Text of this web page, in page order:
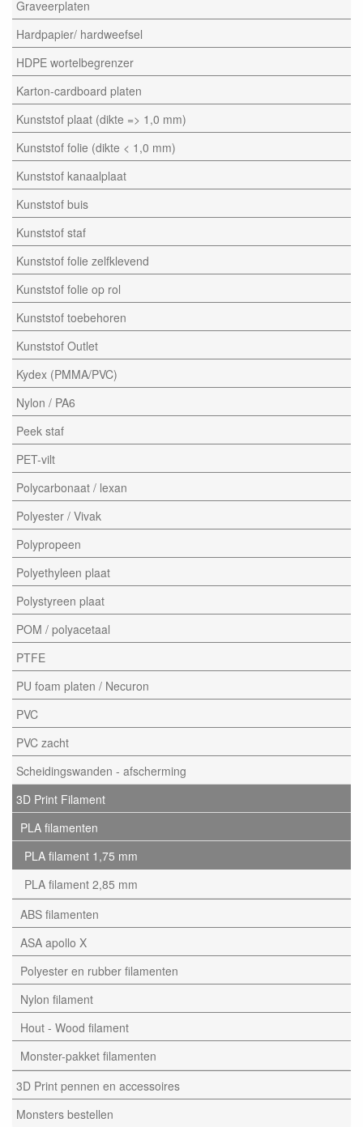
Graveerplaten
Hardpapier/ hardweefsel
HDPE wortelbegrenzer
Karton-cardboard platen
Kunststof plaat (dikte => 1,0 mm)
Kunststof folie (dikte < 1,0 mm)
Kunststof kanaalplaat
Kunststof buis
Kunststof staf
Kunststof folie zelfklevend
Kunststof folie op rol
Kunststof toebehoren
Kunststof Outlet
Kydex (PMMA/PVC)
Nylon / PA6
Peek staf
PET-vilt
Polycarbonaat / lexan
Polyester / Vivak
Polypropeen
Polyethyleen plaat
Polystyreen plaat
POM / polyacetaal
PTFE
PU foam platen / Necuron
PVC
PVC zacht
Scheidingswanden - afscherming
3D Print Filament
PLA filamenten
PLA filament 1,75 mm
PLA filament 2,85 mm
ABS filamenten
ASA apollo X
Polyester en rubber filamenten
Nylon filament
Hout - Wood filament
Monster-pakket filamenten
3D Print pennen en accessoires
Monsters bestellen